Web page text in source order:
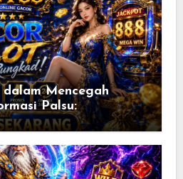
Mencegah
Palsu:
Digital Sejak Dini